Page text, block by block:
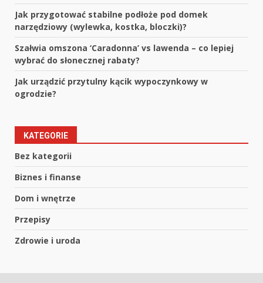
Jak przygotować stabilne podłoże pod domek
narzędziowy (wylewka, kostka, bloczki)?
Szałwia omszona ‘Caradonna’ vs lawenda – co lepiej
wybrać do słonecznej rabaty?
Jak urządzić przytulny kącik wypoczynkowy w
ogrodzie?
KATEGORIE
Bez kategorii
Biznes i finanse
Dom i wnętrze
Przepisy
Zdrowie i uroda